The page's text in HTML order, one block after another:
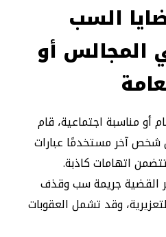
السب
المجالس أو
أو مناسبة اجتماعية، قام
آخر مستخدمًا عبارات
اتهامات كاذبة.
القضية جريمة سب وقذف
وقد تشمل العقوبات